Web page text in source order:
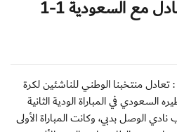
مع السعودية 1-1
دبي - الخميس / 5 أبريل 2012 : تعادل منتخبنا الوطني للناشئين لكرة
1995) 1-1 مع نظيره السعودي في المباراة الودية الثانية
الوصل بدبي، وكانت المباراة الأولى